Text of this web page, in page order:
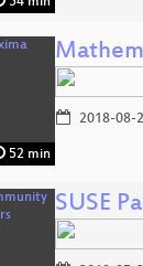
52 min
2018-08-
SUSE